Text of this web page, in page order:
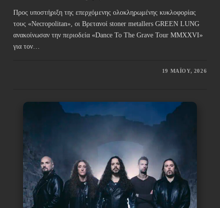
Προς υποστήριξη της επερχόμενης ολοκληρωμένης κυκλοφορίας
τους «Necropolitan», οι Βρετανοί stoner metallers GREEN LUNG
ανακοίνωσαν την περιοδεία «Dance To The Grave Tour MMXXVI»
για τον…
19 ΜΑΪ́ΟΥ, 2026